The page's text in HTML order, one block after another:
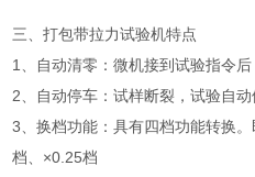
三、打包带拉力试验机特点
1、自动清零：微机接到试验指令后
2、自动停车：试样断裂，试验自动
3、换档功能：具有四档功能转换
档、×0.25档